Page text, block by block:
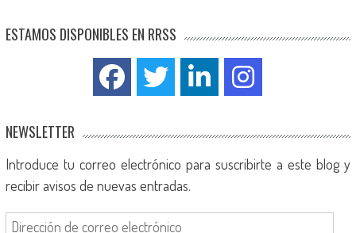
ESTAMOS DISPONIBLES EN RRSS
NEWSLETTER
Introduce tu correo electrónico para suscribirte a este blog y
recibir avisos de nuevas entradas.